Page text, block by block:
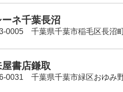
ーネ千葉長沼
0005 千葉県千葉市稲毛区長沼
書店鎌取
0031 千葉県千葉市緑区おゆみ